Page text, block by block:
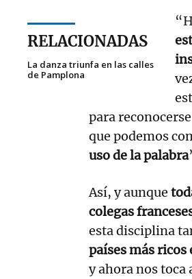
RELACIONADAS
La danza triunfa en las calles
de Pamplona
para
que podemos
uso de la palabra
Así, y aunque
colegas
esta disciplina
países más ricos
y ahora nos toca